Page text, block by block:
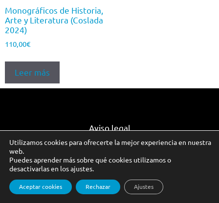
Monográficos de Historia,
Arte y Literatura (Coslada
2024)
110,00€
Leer más
Aviso legal
© Auladade 2026. Todos los derechos reservados.
Utilizamos cookies para ofrecerte la mejor experiencia en nuestra
web.
Puedes aprender más sobre qué cookies utilizamos o
desactivarlas en los ajustes.
Aceptar cookies Rechazar Ajustes